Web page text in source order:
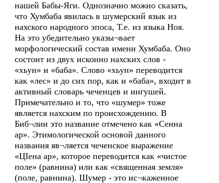
нашей Бабы-Яги. Однозначно можно сказать,
что Хумбаба явилась в шумерский язык из
нахского народного эпоса, Т.е. из языка Ноя.
На это убедительно указы¬вает
морфологический состав имени Хумбаба. Оно
состоит из двух исконно нахских слов -
«хьун» и «баба». Слово «хьун» переводится
как «лес» и до сих пор, как и «баба», входит в
активный словарь чеченцев и ингушей.
Примечательно и то, что «шумер» тоже
является нахским по происхождению. В
Биб¬лии это название отмечено как «Сенна
ар». Этимологической основой данного
названия яв¬ляется чеченское выражение
«ЦIена ар», которое переводится как «чистое
поле» (равнина) или как «священная земля»
(поле, равнина). Шумер - это ис¬каженное